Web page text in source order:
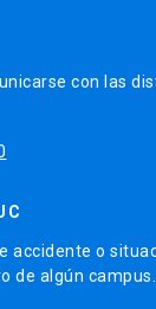
con las
accidente o
de algún campus.